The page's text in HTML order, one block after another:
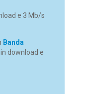
e 3 Mb/s
Banda
download e